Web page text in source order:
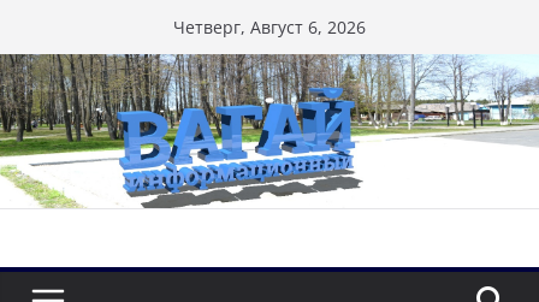
к
содержимому
Четверг, Август 6, 2026